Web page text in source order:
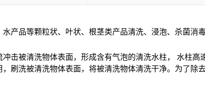
产品等颗粒状、叶状、根茎类产品清洗、浸泡、杀菌消毒
击被清洗物体表面，形成含有气泡的清洗水柱， 水柱
刷洗被清洗物体表面，将被清洗物体清洗干净。为了除